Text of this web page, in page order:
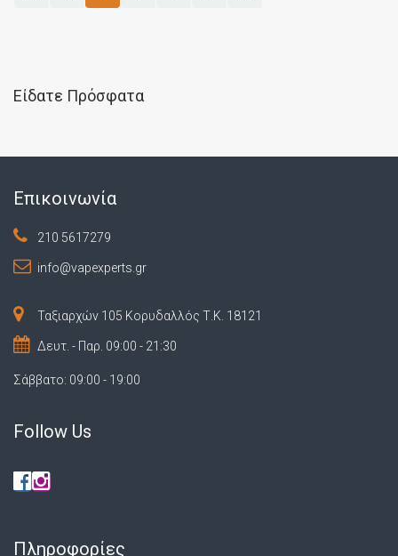
Είδατε Πρόσφατα
Επικοινωνία
210 5617279
info@vapexperts.gr
Ταξιαρχών 105 Κορυδαλλός Τ.Κ. 18121
Δευτ. - Παρ. 09:00 - 21:30
Σάββατο: 09:00 - 19:00
Follow Us
Πληροφορίες